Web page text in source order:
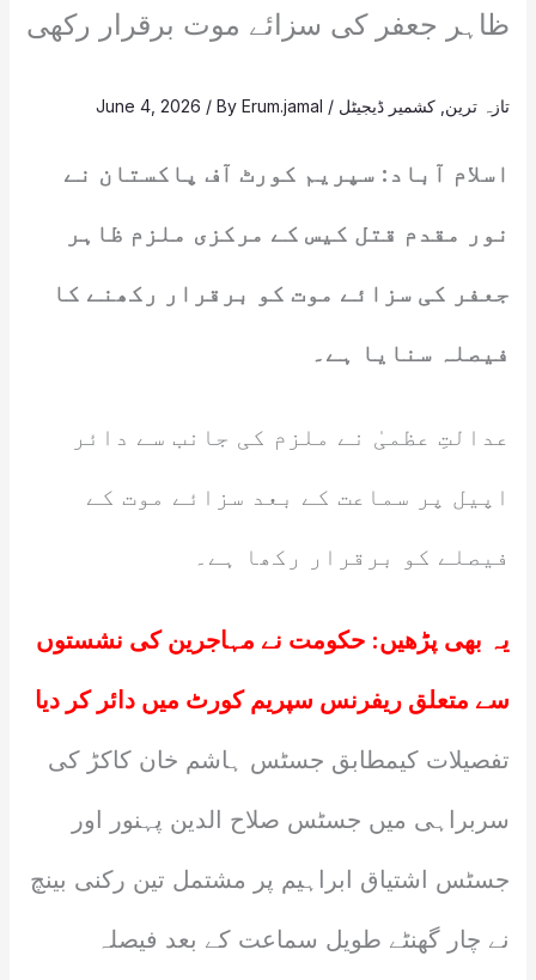
ظاہر جعفر کی سزائے موت برقرار رکھی
تازہ ترین کشمیر ڈیجیٹل /
June 4, 2026 / ByErum.jamal
اسلام آباد: سپریم کورٹ آف پاکستان نے
نور مقدم قتل کیس کے مرکزی ملزم ظاہر
جعفر کی سزائے موت کو برقرار رکھنے کا
فیصلہ سنایا ہے۔
عدالتِ عظمیٰ نے ملزم کی جانب سے دائر
اپیل پر سماعت کے بعد سزائے موت کے
فیصلے کو برقرار رکھا ہے۔
یہ بھی پڑھیں: حکومت نے مہاجرین کی نشستوں
سے متعلق ریفرنس سپریم کورٹ میں دائر کر دیا
تفصیلات کیمطابق جسٹس ہاشم خان کاکڑ کی
سربراہی میں جسٹس صلاح الدین پہنور اور
جسٹس اشتیاق ابراہیم پر مشتمل تین رکنی بینچ
نے چار گھنٹے طویل سماعت کے بعد فیصلہ